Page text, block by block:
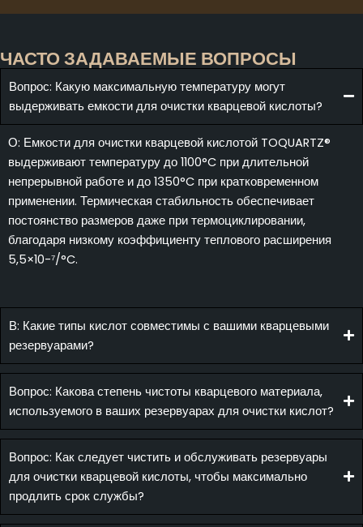
ЧАСТО ЗАДАВАЕМЫЕ ВОПРОСЫ
Вопрос: Какую максимальную температуру могут
выдерживать емкости для очистки кварцевой кислоты?
О: Емкости для очистки кварцевой кислотой TOQUARTZ®
выдерживают температуру до 1100°C при длительной
непрерывной работе и до 1350°C при кратковременном
применении. Термическая стабильность обеспечивает
постоянство размеров даже при термоциклировании,
благодаря низкому коэффициенту теплового расширения
5,5×10-⁷/°C.
В: Какие типы кислот совместимы с вашими кварцевыми
резервуарами?
Вопрос: Какова степень чистоты кварцевого материала,
используемого в ваших резервуарах для очистки кислот?
Вопрос: Как следует чистить и обслуживать резервуары
для очистки кварцевой кислоты, чтобы максимально
продлить срок службы?